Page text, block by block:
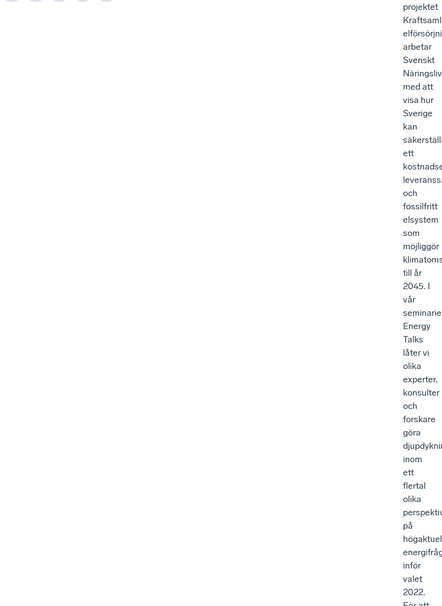
projektet
arbetar
Svenskt
Näringsliv
med att
visa hur
Sverige
kan
ett
och
fossilfritt
elsystem
som
möjliggör
till år
2045. I
vår
Energy
Talks
låter vi
olika
experter,
konsulter
och
forskare
göra
inom
ett
flertal
olika
på
inför
valet
2022.